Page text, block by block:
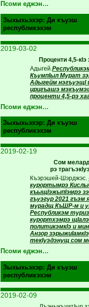
Псоми еджэн…
Зыхыхьэхэр: Ди къуэш
республикэхэм
2019-03-02
Проценти 4,5-
Адыгей.
КъумпIыл Мурат
Адыгейм нэгъуэщI
иригъашэ
проценти 4,5-рэ
Псоми еджэн…
Зыхыхьэхэр: Ди къуэш
республикэхэм
2019-02-19
Сом
рэ
Къэрэшей-Шэрджэс.
курортымрэ
къыщIэжыпIэмрэ
гъуэгур 2021 гъэм
мурадщ КъШР-м и
Республикэм
курортхэмрэ
политикэмкIэ и
Анзор
текIуэдэнущ сом
Псоми еджэн…
Зыхыхьэхэр: Ди къуэш
республикэхэм
2019-02-09